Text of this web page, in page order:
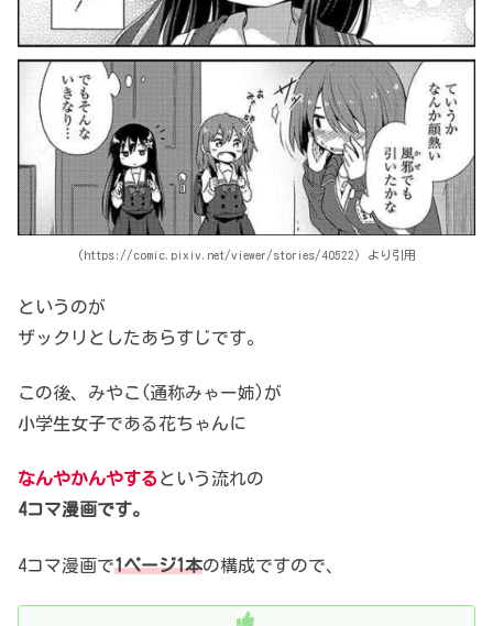
(https://comic.pixiv.net/viewer/stories/40522) より引用
というのが
ザックリとしたあらすじです。
この後、みやこ(通称みゃー姉)が
小学生女子である花ちゃんに
なんやかんやする という流れの
4コマ漫画です。
4コマ漫画で1ページ1本の構成ですので、